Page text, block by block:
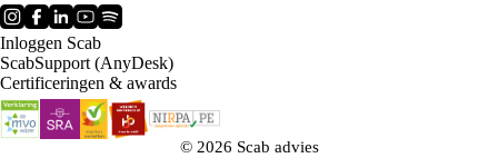
Inloggen Scab
ScabSupport (AnyDesk)
Certificeringen & awards
© 2026 Scab advies